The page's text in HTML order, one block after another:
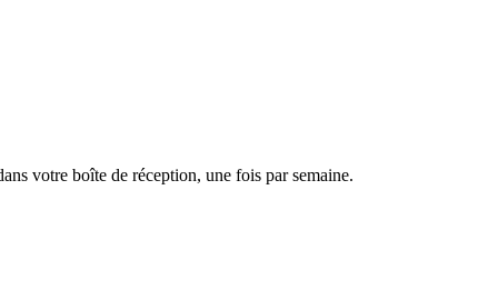
votre boîte de réception, une fois par semaine.